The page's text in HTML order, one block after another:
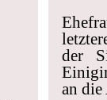
der
an die